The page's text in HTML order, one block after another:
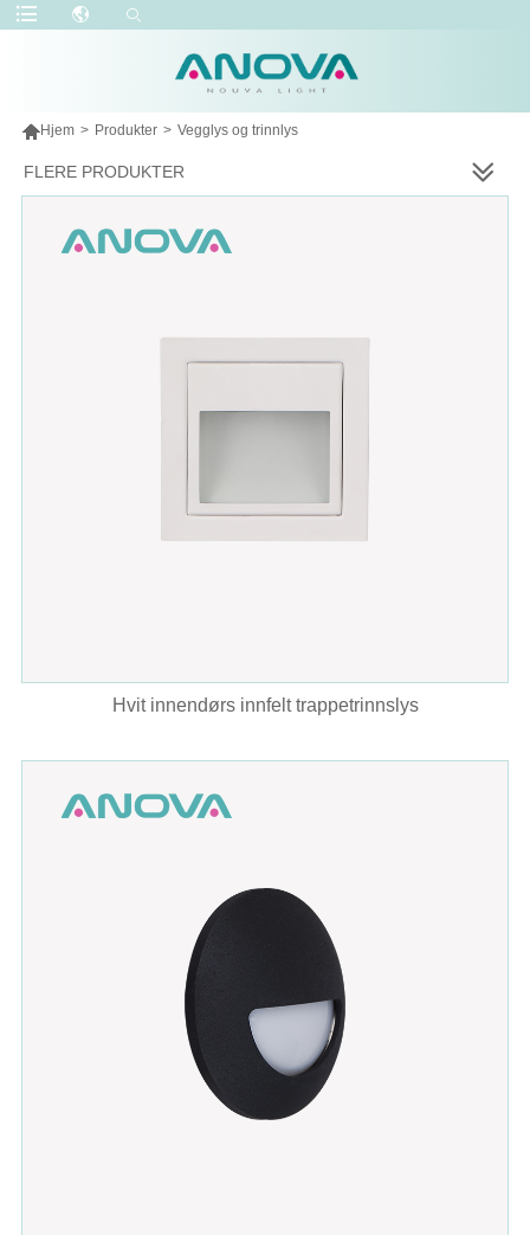
Hjem > Produkter > Vegglys og trinnlys
FLERE PRODUKTER
Hvit innendørs innfelt trappetrinnslys